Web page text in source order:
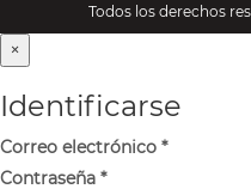
Todos los derechos
×
Identificarse
Correo electrónico *
Contraseña *